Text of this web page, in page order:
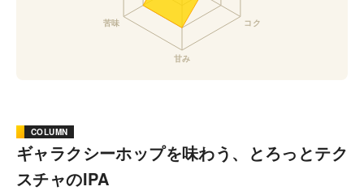
COLUMN
ギャラクシーホップを味わう、とろっとテク
スチャのIPA